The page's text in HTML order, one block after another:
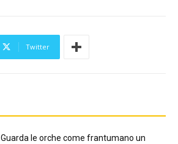
Twitter
Guarda le orche come frantumano un